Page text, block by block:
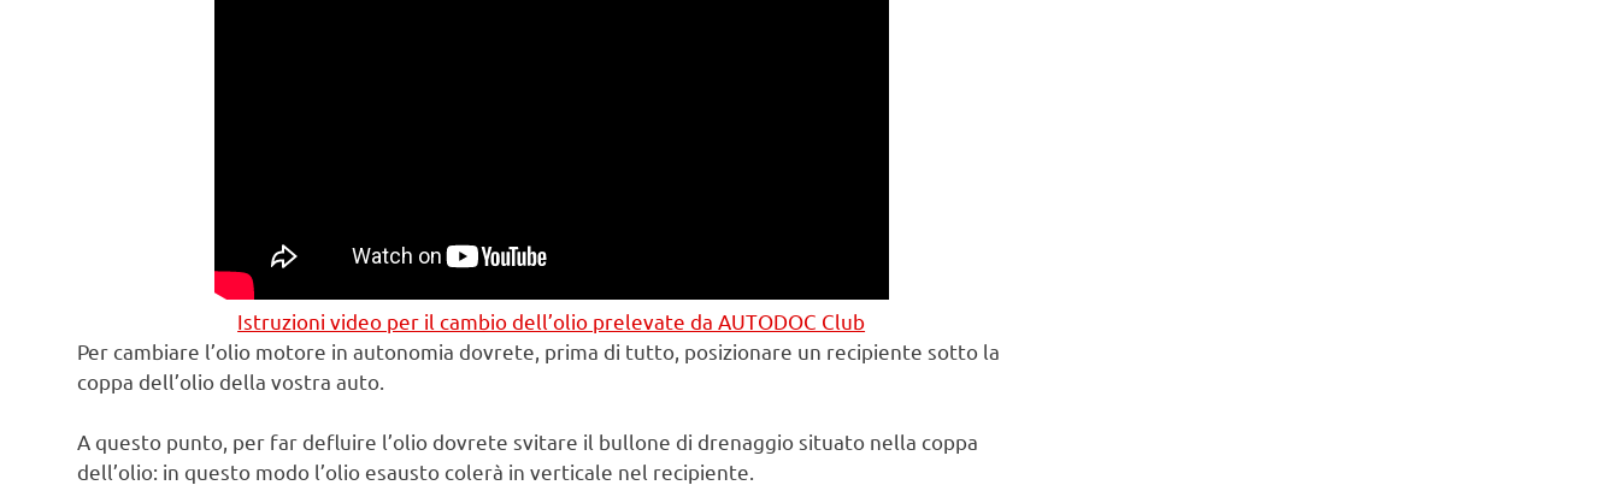
Istruzioni video per il cambio dell’olio prelevate da AUTODOC Club
Per cambiare l’olio motore in autonomia dovrete, prima di tutto, posizionare un recipiente sotto la
coppa dell’olio della vostra auto.
A questo punto, per far defluire l’olio dovrete svitare il bullone di drenaggio situato nella coppa
dell’olio: in questo modo l’olio esausto colerà in verticale nel recipiente.